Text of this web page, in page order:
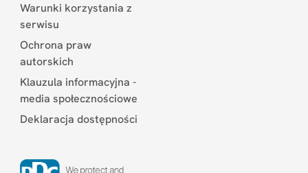
Warunki korzystania z
serwisu
Ochrona praw
autorskich
Klauzula informacyjna -
media społecznościowe
Deklaracja dostępności